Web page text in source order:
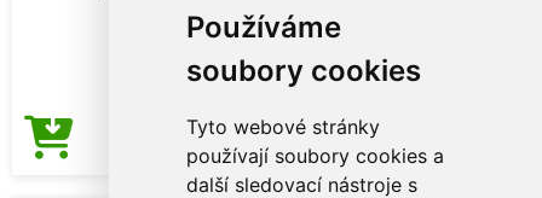
Používáme
soubory cookies
Tyto webové stránky
používají soubory cookies a
další sledovací nástroje s
Cena od34,87 Kč